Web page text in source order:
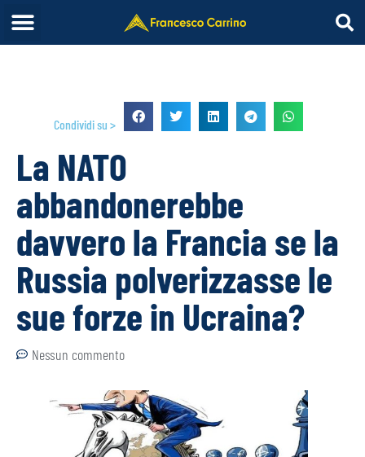
Condividi su >
La NATO
abbandonerebbe
davvero la Francia se la
Russia polverizzasse le
sue forze in Ucraina?
Nessun commento